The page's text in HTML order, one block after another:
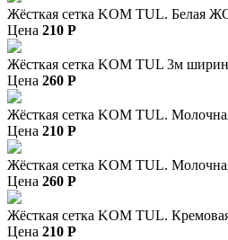
Жёсткая сетка KOM TUL. Белая
Цена 210 P
Жёсткая сетка KOM TUL 3м
Цена 260 P
Жёсткая сетка KOM TUL.
Цена 210 P
Жёсткая сетка KOM TUL.
Цена 260 P
Жёсткая сетка KOM TUL.
Цена 210 P